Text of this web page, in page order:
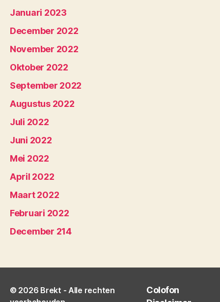
Januari 2023
December 2022
November 2022
Oktober 2022
September 2022
Augustus 2022
Juli 2022
Juni 2022
Mei 2022
April 2022
Maart 2022
Februari 2022
December 214
© 2026 Brekt - Alle rechten
Colofon